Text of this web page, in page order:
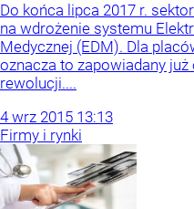
Do końca lipca 2017 r.
na wdrożenie systemu
Medycznej (EDM). Dla
oznacza to zapowiadany
rewolucji....
4 wrz 2015 13:13
Firmy i rynki